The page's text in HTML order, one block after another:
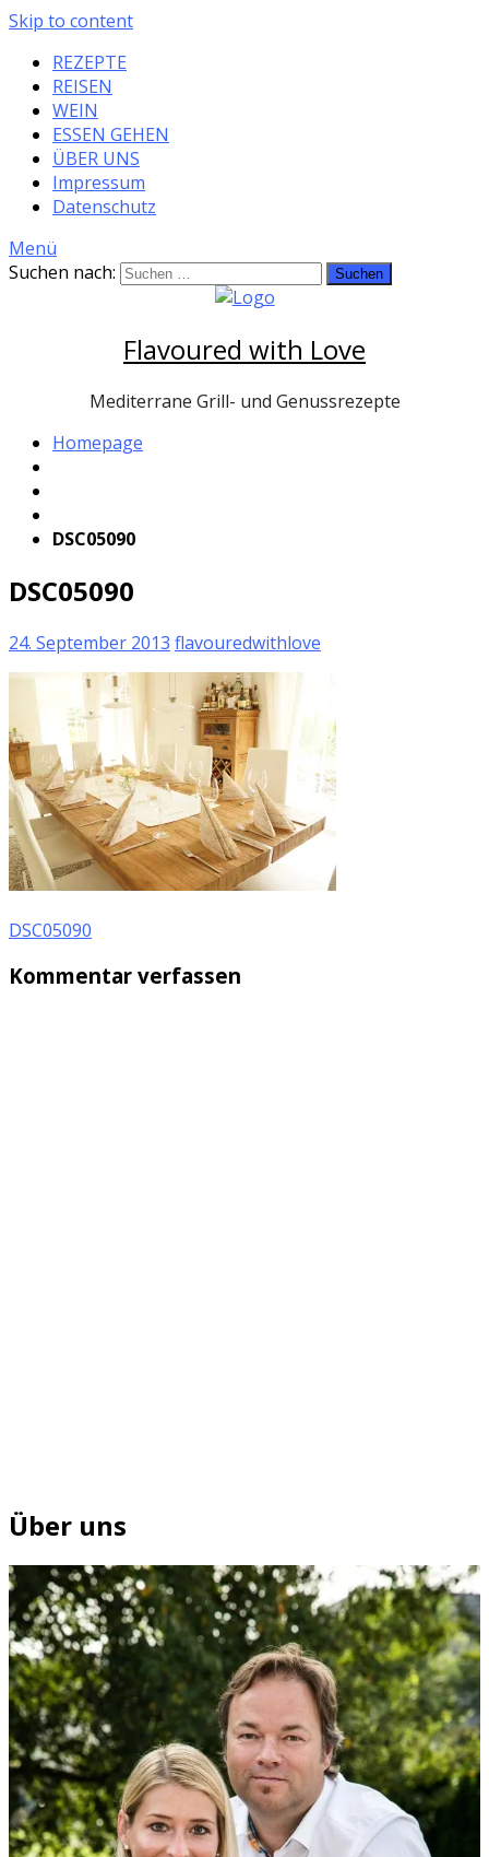
Skip to content
REZEPTE
REISEN
WEIN
ESSEN GEHEN
ÜBER UNS
Impressum
Datenschutz
Menü
Suchen nach:
Flavoured with Love
Mediterrane Grill- und Genussrezepte
Homepage
DSC05090
DSC05090
24. September 2013 flavouredwithlove
DSC05090
Kommentar verfassen
Über uns